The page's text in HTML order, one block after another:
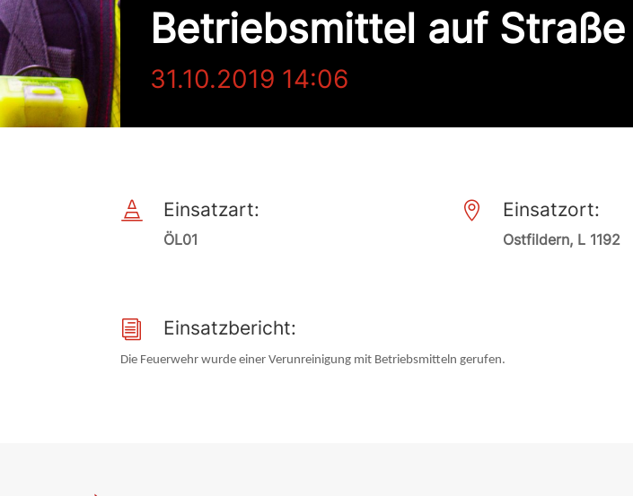
Betriebsmittel auf Straße
31.10.2019 14:06
 Einsatzart:
ÖL01
 Einsatzort:
Ostfildern, L 1192
i Einsatzbericht:
Die Feuerwehr wurde einer Verunreinigung mit Betriebsmitteln gerufen.